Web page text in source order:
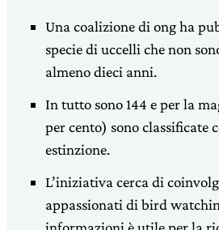
Una coalizione di ong ha
specie di uccelli che non
almeno dieci anni.
In tutto sono 144 e per la
per cento) sono classificate
estinzione.
L’iniziativa cerca di
appassionati di bird